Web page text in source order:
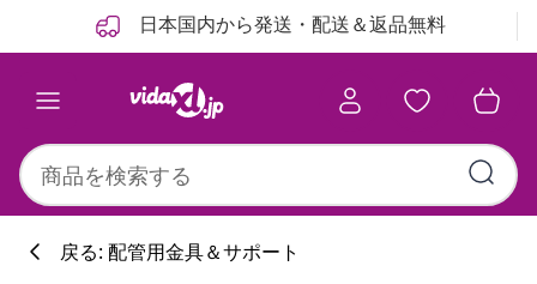
日本国内から発送・配送＆返品無料
戻る: 配管用金具＆サポート